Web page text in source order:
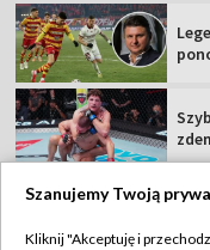
Szanujemy Twoją
Kliknij "Akceptuję i